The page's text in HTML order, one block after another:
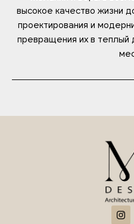
высокое качество жизни
проектирования и
превращения их в теплый